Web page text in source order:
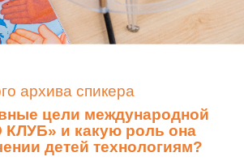
архива спикера
цели международной
и какую роль она
детей технологиям?